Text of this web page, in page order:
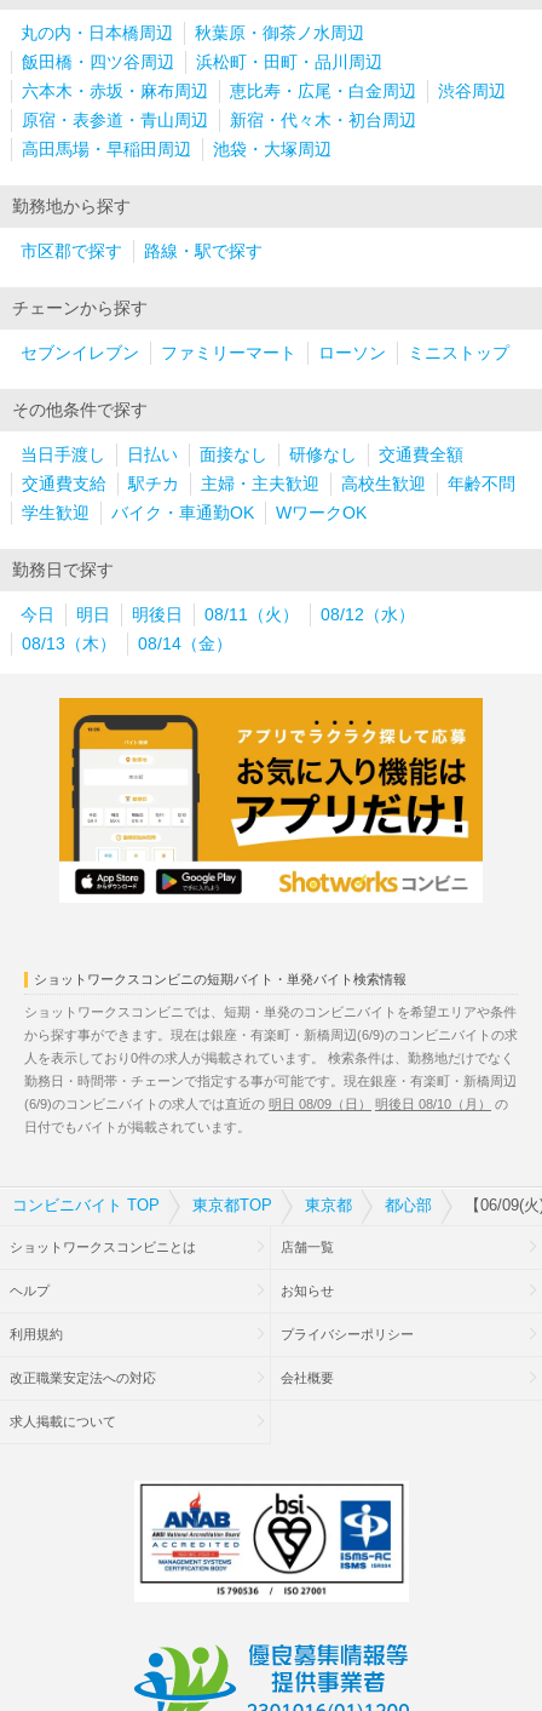
丸の内・日本橋周辺
秋葉原・御茶ノ水周辺
飯田橋・四ツ谷周辺
浜松町・田町・品川周辺
六本木・赤坂・麻布周辺
恵比寿・広尾・白金周辺
渋谷周辺
原宿・表参道・青山周辺
新宿・代々木・初台周辺
高田馬場・早稲田周辺
池袋・大塚周辺
勤務地から探す
市区郡で探す 路線・駅で探す
チェーンから探す
セブンイレブン ファミリーマート ローソン ミニストップ
その他条件で探す
当日手渡し 日払い 面接なし 研修なし
交通費全額
交通費支給
駅チカ 主婦・主夫歓迎 高校生歓迎
年齢不問
学生歓迎
バイク・車通勤OK WワークOK
勤務日で探す
今日 明日 明後日 08/11（火）
08/12（水）
08/13（木）
08/14（金）
ショットワークスコンビニの短期バイト・単発バイト検索情報
ショットワークスコンビニでは、短期・単発のコンビニバイトを希望エリアや条件
から探す事ができます。現在は銀座・有楽町・新橋周辺(6/9)のコンビニバイトの求
人を表示しており0件の求人が掲載されています。 検索条件は、勤務地だけでなく
勤務日・時間帯・チェーンで指定する事が可能です。現在銀座・有楽町・新橋周辺
(6/9)のコンビニバイトの求人では直近の 明日 08/09（日） 明後日 08/10（月）
の
日付でもバイトが掲載されています。
コンビニバイト TOP 東京都TOP 東京都 都心部 【06/09(
ショットワークスコンビニとは 店舗一覧
ヘルプ お知らせ
利用規約 プライバシーポリシー
改正職業安定法への対応 会社概要
求人掲載について